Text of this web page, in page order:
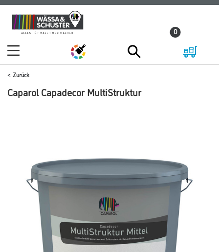
Zum
Inhalt
Zum
Navigationsmenü
0
Zurück
Caparol Capadecor MultiStruktur